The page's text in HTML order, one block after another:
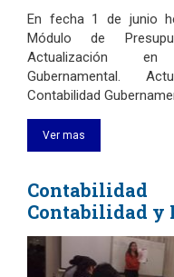
En fecha 1 de junio
Módulo de
Actualización en
Gubernamental.
Contabilidad
Ver mas
Contabilidad y